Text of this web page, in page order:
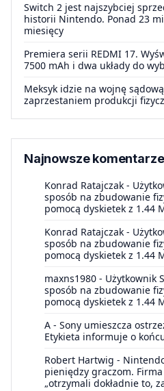
Switch 2 jest najszybciej
historii Nintendo. Ponad 23
miesięcy
Premiera serii REDMI 17.
7500 mAh i dwa układy do
Meksyk idzie na wojnę
zaprzestaniem produkcji
Najnowsze komentarze
Konrad Ratajczak -
sposób na zbudowanie
pomocą dyskietek z 1.44
Konrad Ratajczak -
sposób na zbudowanie
pomocą dyskietek z 1.44
maxns1980 - Użytkownik
sposób na zbudowanie
pomocą dyskietek z 1.44
A - Sony umieszcza
Etykieta informuje o
Robert Hartwig -
pieniędzy graczom.
„otrzymali dokładnie to,